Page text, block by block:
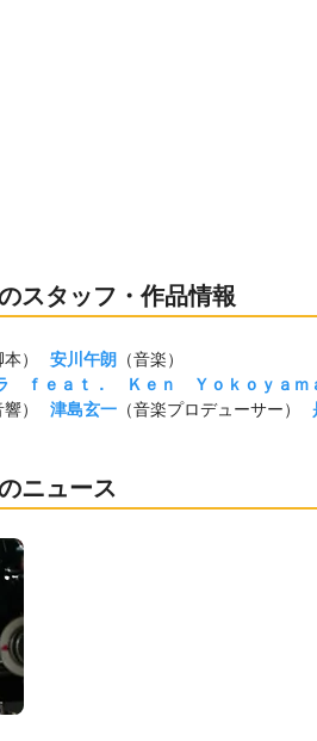
スタッフ・作品情報
本） 安川午朗 （音楽）
ｆｅａｔ． Ｋｅｎ Ｙｏｋｏｙａｍ
） 津島玄一 （音楽プロデューサー）
ニュース